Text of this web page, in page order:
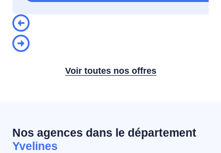
Voir toutes nos offres
Nos agences dans le département
Yvelines